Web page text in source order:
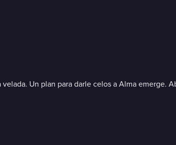
Un plan para darle celos a Alma emerge.